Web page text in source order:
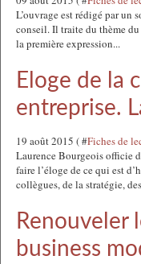
L’ouvrage est rédigé par un
conseil. Il traite du thème du
la première expression...
Eloge de la
entreprise.
19 août 2015 ( #Fiches de
Laurence Bourgeois officie
faire l’éloge de ce qui est
collègues, de la stratégie,
Renouveler
business